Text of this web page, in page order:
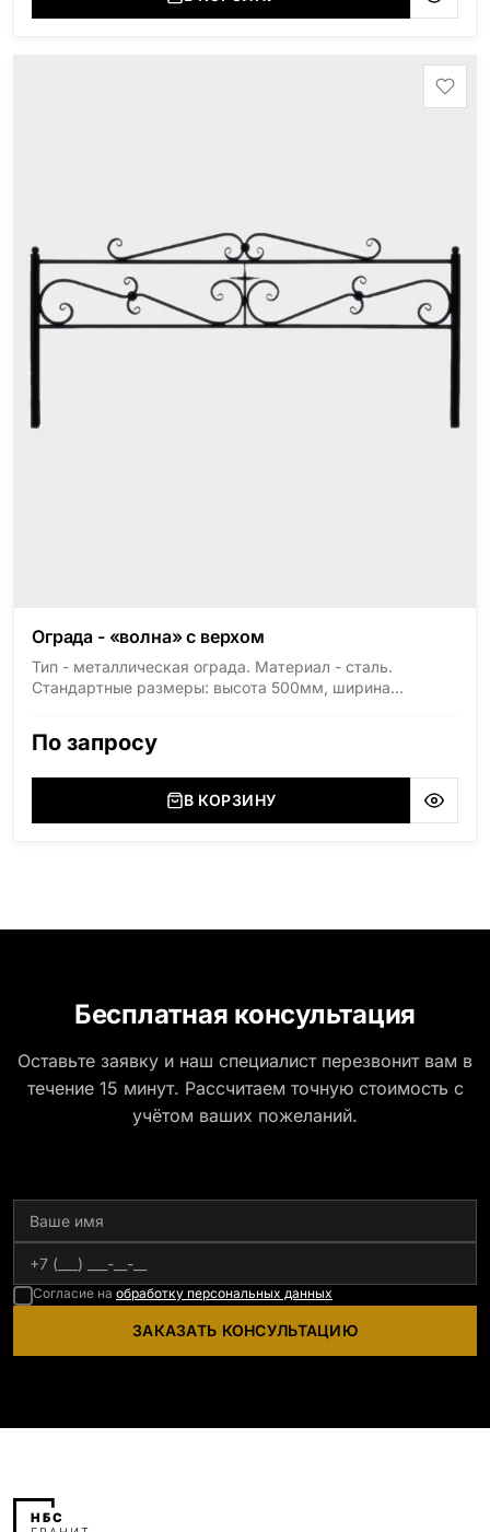
Ограда - «волна» с верхом
Тип - металлическая ограда. Материал - сталь.
Стандартные размеры: высота 500мм, ширина
По запросу
В КОРЗИНУ
Бесплатная консультация
Оставьте заявку и наш специалист перезвонит вам в
течение 15 минут. Рассчитаем точную стоимость с
учётом ваших пожеланий.
Согласие на обработку персональных данных
ЗАКАЗАТЬ КОНСУЛЬТАЦИЮ